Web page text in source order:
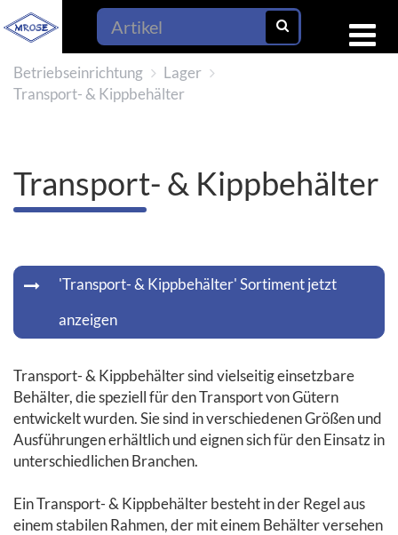
Betriebseinrichtung
Lager
Transport- & Kippbehälter
Transport- & Kippbehälter
'Transport- & Kippbehälter' Sortiment jetzt
anzeigen
Transport- & Kippbehälter sind vielseitig einsetzbare
Behälter, die speziell für den Transport von Gütern
entwickelt wurden. Sie sind in verschiedenen Größen und
Ausführungen erhältlich und eignen sich für den Einsatz in
unterschiedlichen Branchen.
Ein Transport- & Kippbehälter besteht in der Regel aus
einem stabilen Rahmen, der mit einem Behälter versehen